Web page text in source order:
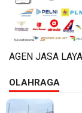
AGEN JASA
OLAHRAGA